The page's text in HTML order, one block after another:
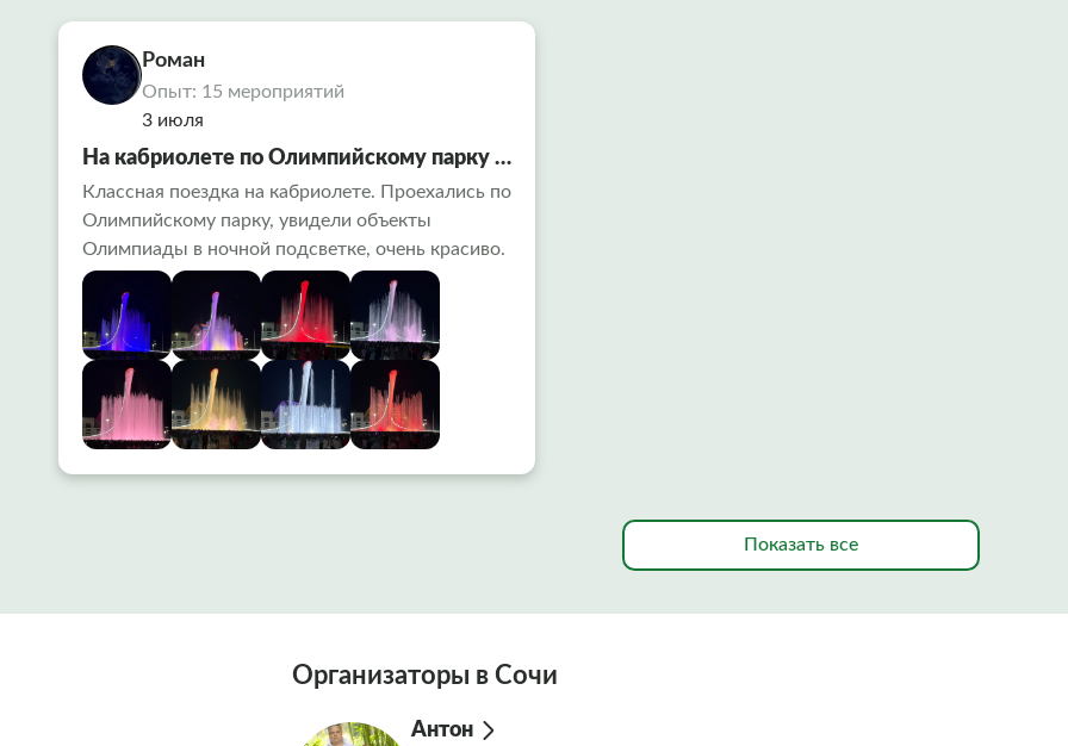
Роман
Опыт: 15 мероприятий
3 июля
На кабриолете по Олимпийскому парку в
Сочи
Классная поездка на кабриолете. Проехались по
Олимпийскому парку, увидели объекты
Олимпиады в ночной подсветке, очень красиво.
Заехали на поющие фонтаны- вообще огонь !
Алексей водитель рассказал много
интересного. Советую попробовать всем!
Показать все
Организаторы в Сочи
Антон